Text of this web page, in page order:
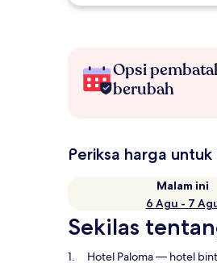
Opsi
berubah
Periksa harga
Malam ini
6 Agu - 7
Sekilas
Hotel Paloma— hotel